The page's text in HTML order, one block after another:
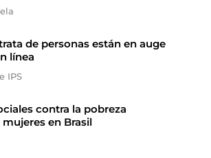
de personas están en auge
línea
IPS
contra la pobreza
en Brasil